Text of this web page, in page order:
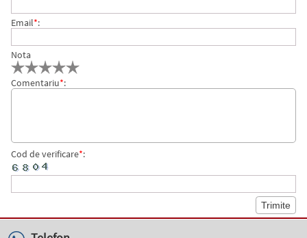
Email*:
Nota
Comentariu*:
Cod de verificare*: